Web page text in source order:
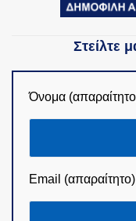
Στείλτε
Όνομα
Email (απαραίτητο)